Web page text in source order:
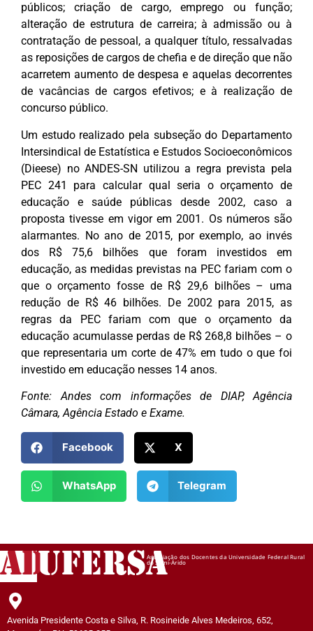
públicos; criação de cargo, emprego ou função;
alteração de estrutura de carreira; à admissão ou à
contratação de pessoal, a qualquer título, ressalvadas
as reposições de cargos de chefia e de direção que não
acarretem aumento de despesa e aquelas decorrentes
de vacâncias de cargos efetivos; e à realização de
concurso público.
Um estudo realizado pela subseção do Departamento
Intersindical de Estatística e Estudos Socioeconômicos
(Dieese) no ANDES-SN utilizou a regra prevista pela
PEC 241 para calcular qual seria o orçamento de
educação e saúde públicas desde 2002, caso a
proposta tivesse em vigor em 2001. Os números são
alarmantes. No ano de 2015, por exemplo, ao invés
dos R$ 75,6 bilhões que foram investidos em
educação, as medidas previstas na PEC fariam com o
que o orçamento fosse de R$ 29,6 bilhões – uma
redução de R$ 46 bilhões. De 2002 para 2015, as
regras da PEC fariam com que o orçamento da
educação acumulasse perdas de R$ 268,8 bilhões – o
que representaria um corte de 47% em tudo o que foi
investido em educação nesses 14 anos.
Fonte: Andes com informações de DIAP, Agência
Câmara, Agência Estado e Exame.
Facebook X
WhatsApp Telegram
ADUFERSAAssociação dos Docentes da Universidade Federal Rural
do Semi-Árido
Avenida Presidente Costa e Silva, R. Rosineide Alves Medeiros, 652,